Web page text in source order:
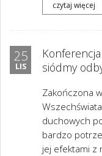
czytaj więcej
25
LIS
siódmy
Zakończona
duchowych
bardzo
jej efektami z